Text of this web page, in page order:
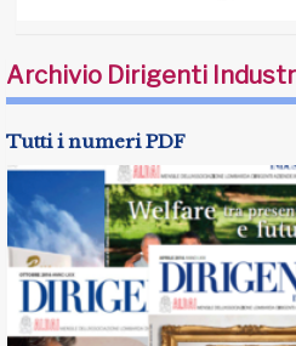
Archivio Dirigenti
Tutti i numeri PDF